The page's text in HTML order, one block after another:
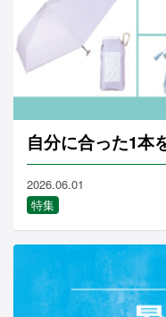
自分に合った1本
2026.06.01
特集